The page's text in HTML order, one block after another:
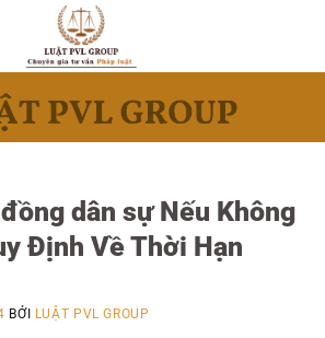
dân sự Nếu Không
Định Về Thời Hạn
BỞI LUẬT PVL GROUP